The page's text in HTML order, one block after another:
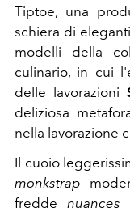
Tiptoe, una
schiera di
modelli della
culinario, in cui
delle lavorazioni
deliziosa
nella lavorazione
Il cuoio
monkstrap
freddenuances